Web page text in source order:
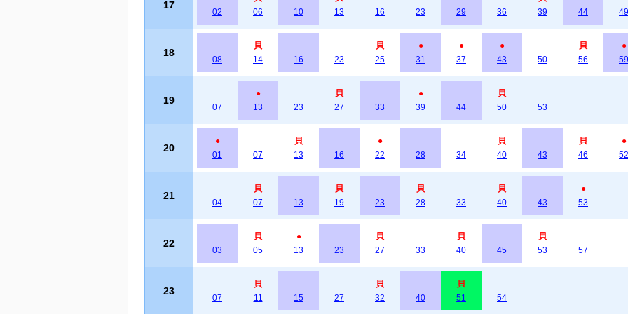
17
02
06
10
13
16
23
29 36
39
44
49
18
08
貝
14
16 23
貝
25
●
31
●
37
●
43
50
貝
56
●
59
19
07
●
13
23
貝
27
33
●
39
44
貝
50
53
20
●
01
07
貝
13
16
●
22
28 34
貝
40
43
貝
46
●
52
21
04
貝
07
13
貝
19
23
貝
28
33
貝
40
43
●
53
22
03
貝
05
●
13
23
貝
27
33
貝
40
45
貝
53
57
23
07
貝
11
15 27
貝
32
40
貝
51
54